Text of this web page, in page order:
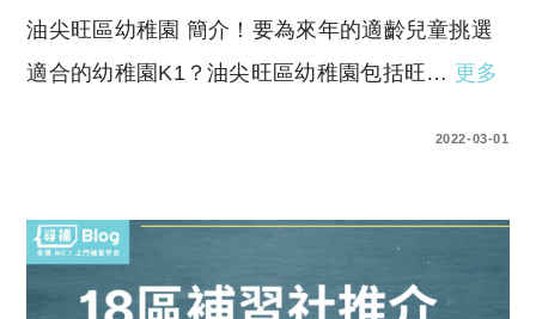
油尖旺區幼稚園 簡介！要為來年的適齡兒童挑選
適合的幼稚園K1？油尖旺區幼稚園包括旺… 更多
2022-03-01